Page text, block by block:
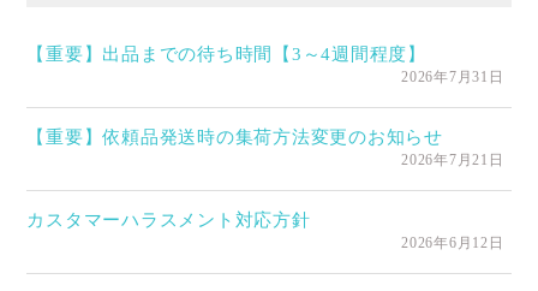
【重要】出品までの待ち時間【3～4週間程度】
2026年7月31日
【重要】依頼品発送時の集荷方法変更のお知らせ
2026年7月21日
カスタマーハラスメント対応方針
2026年6月12日